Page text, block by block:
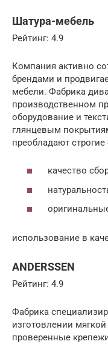
Шатура-мебель
Рейтинг: 4.9
Компания активно
брендами и
мебели. Фабрика
производственном
оборудование и
глянцевым
преобладают
качество
использование в
ANDERSSEN
Рейтинг: 4.9
Фабрика
изготовлении
проверенные